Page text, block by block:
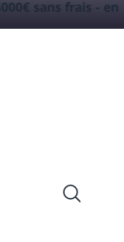
sans frais -en